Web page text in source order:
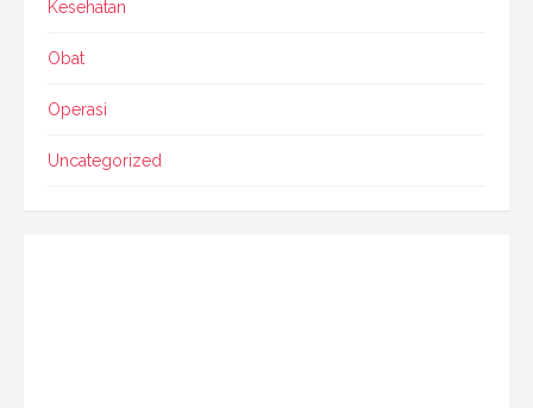
Kesehatan
Obat
Operasi
Uncategorized